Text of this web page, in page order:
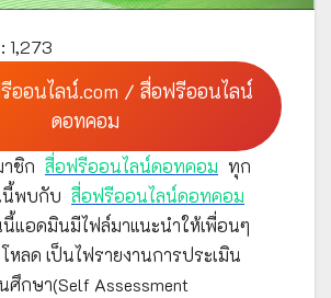
1,273
ออนไลน์.com / สื่อฟรีออนไลน์
ดอทคอม
ชิก สื่อฟรีออนไลน์ดอทคอม ทุก
นี้พบกับ สื่อฟรีออนไลน์ดอทคอม
แอดมินมีไฟล์มาแนะนำให้เพื่อนๆ
หลด เป็นไฟรายงานการประเมิน
ศึกษา(Self Assessment